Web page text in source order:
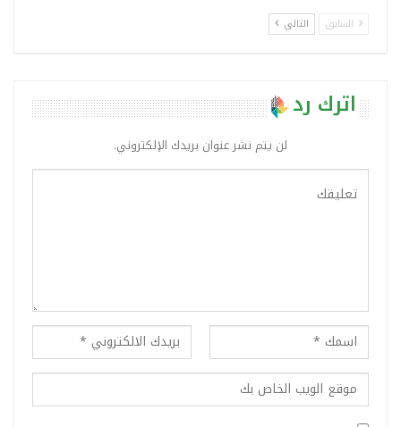
السابق التالي
اترك رد
لن يتم نشر عنوان بريدك الإلكتروني.